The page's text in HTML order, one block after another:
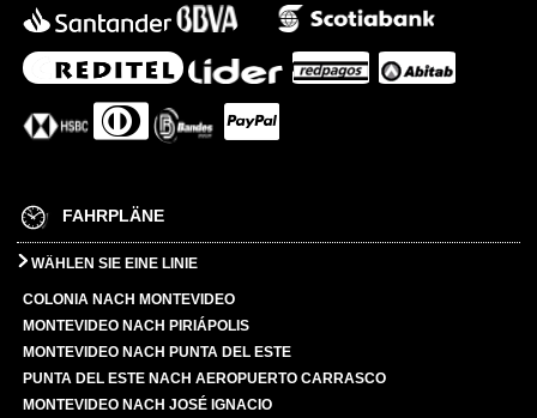
FAHRPLÄNE
WÄHLEN SIE EINE LINIE
COLONIA NACH MONTEVIDEO
MONTEVIDEO NACH PIRIÁPOLIS
MONTEVIDEO NACH PUNTA DEL ESTE
PUNTA DEL ESTE NACH AEROPUERTO CARRASCO
MONTEVIDEO NACH JOSÉ IGNACIO